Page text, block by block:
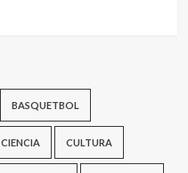
BASQUETBOL
CIENCIA CULTURA